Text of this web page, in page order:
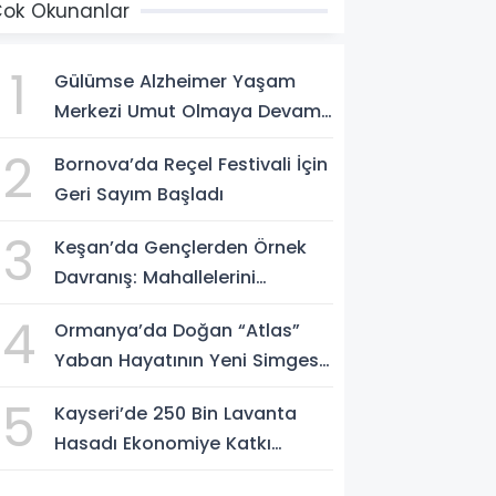
Okunanlar
1
Gülümse Alzheimer Yaşam
Merkezi Umut Olmaya Devam
2
Bornova’da Reçel Festivali İçin
Geri Sayım Başladı
3
Keşan’da Gençlerden Örnek
Davranış: Mahallelerini
4
Ormanya’da Doğan “Atlas”
Yaban Hayatının Yeni Simgesi
5
Kayseri’de 250 Bin Lavanta
Hasadı Ekonomiye Katkı